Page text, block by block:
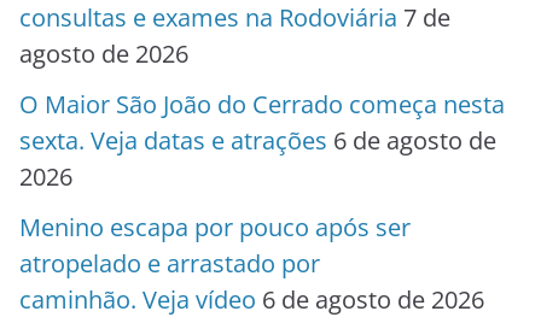
consultas e exames na Rodoviária 7 de
agosto de 2026
O Maior São João do Cerrado começa nesta
sexta. Veja datas e atrações 6 de agosto de
2026
Menino escapa por pouco após ser
atropelado e arrastado por
caminhão. Veja vídeo 6 de agosto de 2026